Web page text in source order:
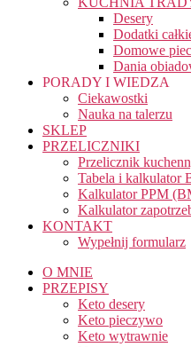
Desery
Dodatki
Domowe
Dania
PORADY I WIEDZA
Ciekawostki
Nauka na talerzu
SKLEP
PRZELICZNIKI
Przelicznik
Tabela i kalkulator
Kalkulator PPM
Kalkulator
KONTAKT
Wypełnij formularz
O MNIE
PRZEPISY
Keto desery
Keto pieczywo
Keto wytrawnie